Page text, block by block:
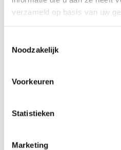
verzameld op basis van uw
Noodzakelijk
Voorkeuren
Statistieken
Marketing